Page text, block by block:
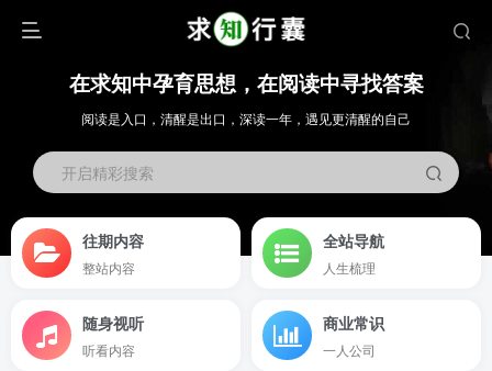
在求知中孕育思想，在阅读中寻找答案
阅读是入口，清醒是出口，深读一年，遇见更清醒的自己
开启精彩搜索
往期内容
整站内容
全站导航
人生梳理
随身视听
听看内容
商业常识
一人公司